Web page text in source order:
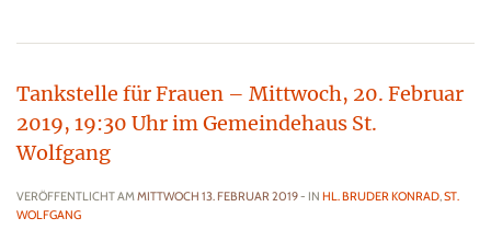
Tankstelle für Frauen – Mittwoch, 20. Februar
2019, 19:30 Uhr im Gemeindehaus St.
Wolfgang
VERÖFFENTLICHT AMMITTWOCH 13. FEBRUAR 2019- IN HL. BRUDER KONRAD,ST.
WOLFGANG